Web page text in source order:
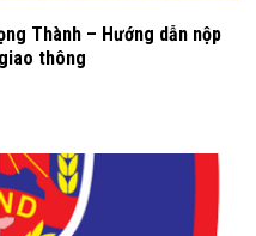
Thành – Hướng dẫn nộp
thông